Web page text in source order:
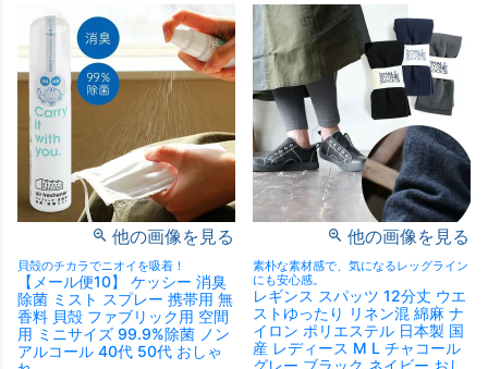
他の画像を見る
貝殻のチカラでニオイを吸着！
【メール便10】 ケッシー 消臭
除菌 ミスト スプレー 携帯用 無
香料 貝殻 ファブリック用 空間
用 ミニサイズ 99.9%除菌 ノン
アルコール 40代 50代 おしゃ
他の画像を見る
素朴な素材感で、気になるレッグライン
にも安心感。
レギンス スパッツ 12分丈 ウエ
ストゆったり リネン混 綿麻 ナ
イロン ポリエステル 日本製 国
産 レディース M L チャコール